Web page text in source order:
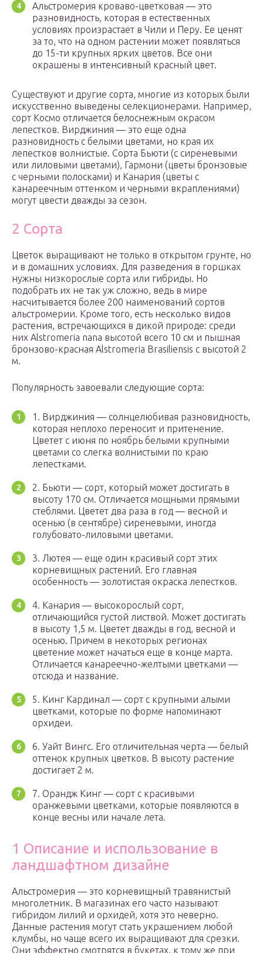
Альстромерия кроваво-цветковая — это
разновидность, которая в естественных
условиях произрастает в Чили и Перу. Ее ценят
за то, что на одном растении может появляться
до 15-ти крупных ярких цветов. Все они
окрашены в интенсивный красный цвет.
Существуют и другие сорта, многие из которых были
искусственно выведены селекционерами. Например,
сорт Космо отличается белоснежным окрасом
лепестков. Вирджиния — это еще одна
разновидность с белыми цветами, но края их
лепестков волнистые. Сорта Бьюти (с сиреневыми
или лиловыми цветами), Гармони (цветы бронзовые
с черными полосками) и Канария (цветы с
канареечным оттенком и черными вкраплениями)
могут цвести дважды за сезон.
2 Сорта
Цветок выращивают не только в открытом грунте, но
и в домашних условиях. Для разведения в горшках
нужны низкорослые сорта или гибриды. Но
подобрать их не так уж сложно, ведь в мире
насчитывается более 200 наименований сортов
альстромерии. Кроме того, есть несколько видов
растения, встречающихся в дикой природе: среди
них Alstromeria nana высотой всего 10 см и пышная
бронзово-красная Alstromeria Brasiliensis с высотой 2
м.
Популярность завоевали следующие сорта:
1. Вирджиния — солнцелюбивая разновидность,
которая неплохо переносит и притенение.
Цветет с июня по ноябрь белыми крупными
цветами со слегка волнистыми по краю
лепестками.
2. Бьюти — сорт, который может достигать в
высоту 170 см. Отличается мощными прямыми
стеблями. Цветет два раза в год — весной и
осенью (в сентябре) сиреневыми, иногда
голубовато-лиловыми цветами.
3. Лютея — еще один красивый сорт этих
корневищных растений. Его главная
особенность — золотистая окраска лепестков.
4. Канария — высокорослый сорт,
отличающийся густой листвой. Может достигать
в высоту 1,5 м. Цветет дважды в год, весной и
осенью. Причем в некоторых регионах
цветение может начаться еще в конце марта.
Отличается канареечно-желтыми цветками —
отсюда и название.
5. Кинг Кардинал — сорт с крупными алыми
цветками, которые по форме напоминают
орхидеи.
6. Уайт Вингс. Его отличительная черта — белый
оттенок крупных цветков. В высоту растение
достигает 2 м.
7. Орандж Кинг — сорт с красивыми
оранжевыми цветками, которые появляются в
конце весны или начале лета.
1 Описание и использование в
ландшафтном дизайне
Альстромерия — это корневищный травянистый
многолетник. В магазинах его часто называют
гибридом лилий и орхидей, хотя это неверно.
Данные растения могут стать украшением любой
клумбы, но чаще всего их выращивают для срезки.
Они эффектно смотрятся в букетах, к тому же при